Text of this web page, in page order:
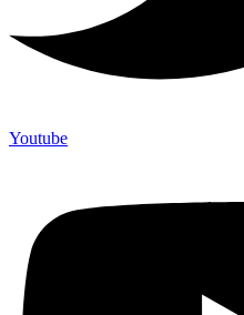
Youtube